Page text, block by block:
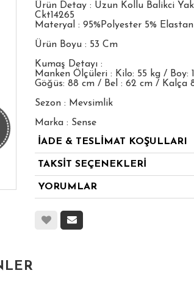
Ürün Detay : Uzun Kollu Balikci
Ckt14265
Materyal : 95%Polyester 5% Elastan
Ürün Boyu : 53 Cm
Kumaş Detayı :
Manken Ölçüleri : Kilo: 55 kg / Boy:
Göğüs: 88 cm / Bel : 62 cm / Kalça
Sezon : Mevsimlik
Marka : Sense
İADE & TESLİMAT KOŞULLARI
TAKSİT SEÇENEKLERİ
YORUMLAR